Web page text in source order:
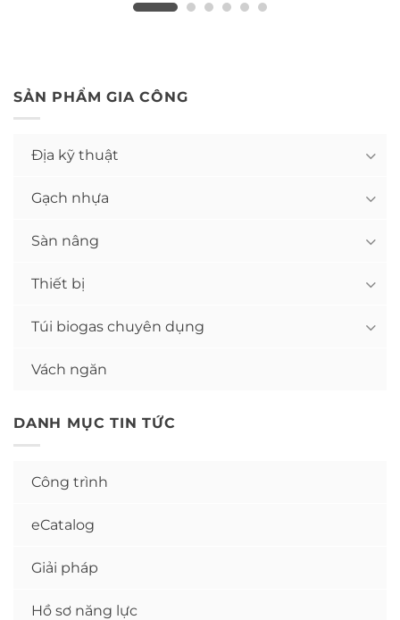
SẢN PHẨM GIA CÔNG
Địa kỹ thuật
Gạch nhựa
Sàn nâng
Thiết bị
Túi biogas chuyên dụng
Vách ngăn
DANH MỤC TIN TỨC
Công trình
eCatalog
Giải pháp
Hồ sơ năng lực